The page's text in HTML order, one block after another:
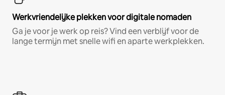
Werkvriendelijke plekken voor digitale nomaden
Ga je voor je werk op reis? Vind een verblijf voor de
lange termijn met snelle wifi en aparte werkplekken.